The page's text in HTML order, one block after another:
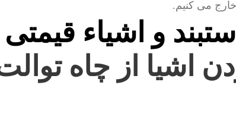
می کنیم.
و اشیاء
اشیا از چاه